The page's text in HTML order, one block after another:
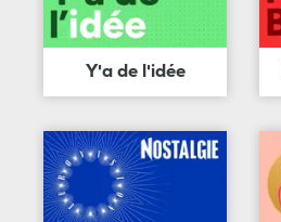
Y'a de l'idée